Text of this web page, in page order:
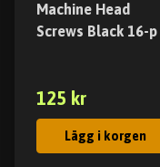
Machine Head
Screws Black 16-p
125 kr
Lägg i korgen